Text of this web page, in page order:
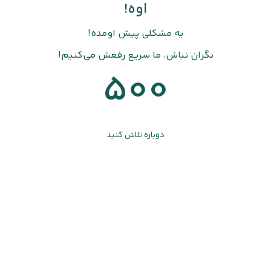
اوه!
یه مشکلی پیش اومده!
نگران نباش، ما سریع رفعش می‌کنیم!
500
دوباره تلاش کنید